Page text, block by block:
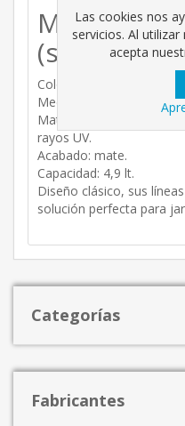
Maceta
(sin plato).
Color: antracita.
Medidas: 25 cm (25 cm x
Material: Polipropileno y
rayos UV.
Acabado: mate.
Capacidad: 4,9 lt.
Diseño clásico, sus
solución perfecta para
Categorías
Fabricantes
Las cookies nos
servicios. Al
acepta